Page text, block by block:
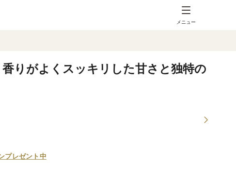
メニュー
香りがよくスッキリした甘さと独特の
プレゼント中